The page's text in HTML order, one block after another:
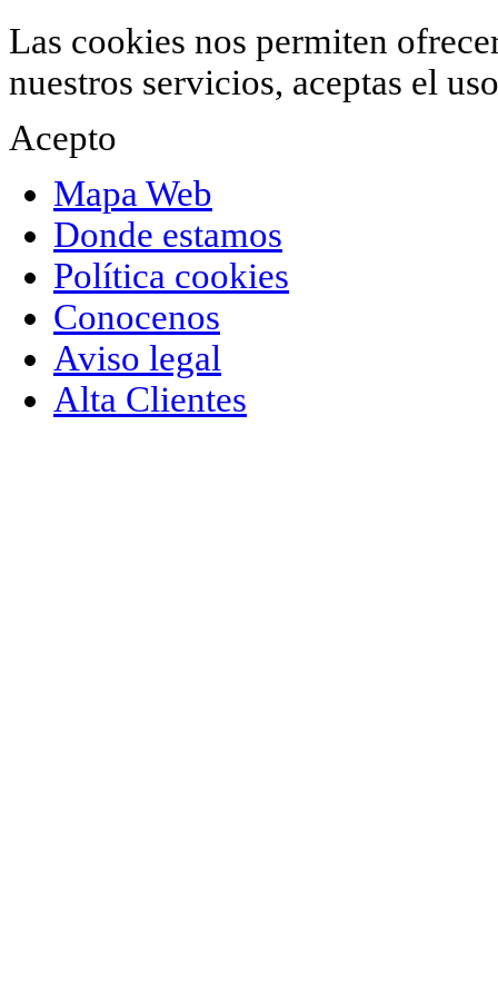
Las cookies nos permiten
nuestros servicios, aceptas el
Acepto
Mapa Web
Donde estamos
Política cookies
Conocenos
Aviso legal
Alta Clientes